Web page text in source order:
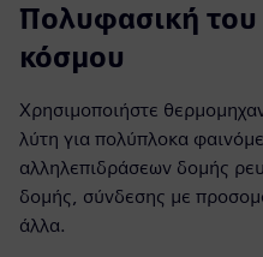
Πολυφασική του
κόσμου
Χρησιμοποιήστε
λύτη για πολύπλοκα
αλληλεπιδράσεων δομής
δομής, σύνδεσης με
άλλα.